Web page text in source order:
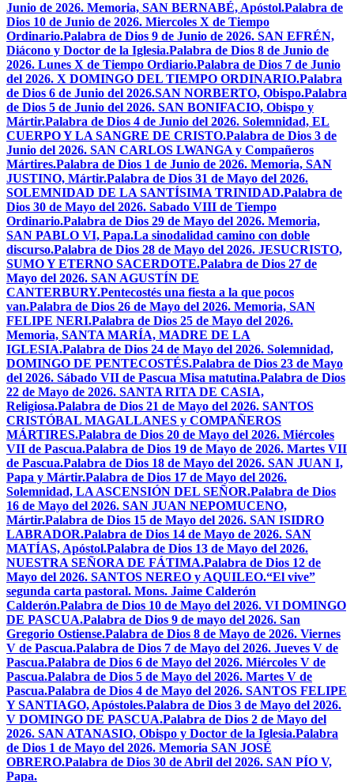
Junio de 2026. Memoria, SAN BERNABÉ, Apóstol.Palabra de
Dios 10 de Junio de 2026. Miercoles X de Tiempo
Ordinario.Palabra de Dios 9 de Junio de 2026. SAN EFRÉN,
Diácono y Doctor de la Iglesia.Palabra de Dios 8 de Junio de
2026. Lunes X de Tiempo Ordiario.Palabra de Dios 7 de Junio
del 2026. X DOMINGO DEL TIEMPO ORDINARIO.Palabra
de Dios 6 de Junio del 2026.SAN NORBERTO, Obispo.Palabra
de Dios 5 de Junio del 2026. SAN BONIFACIO, Obispo y
Mártir.Palabra de Dios 4 de Junio del 2026. Solemnidad, EL
CUERPO Y LA SANGRE DE CRISTO.Palabra de Dios 3 de
Junio del 2026. SAN CARLOS LWANGA y Compañeros
Mártires.Palabra de Dios 1 de Junio de 2026. Memoria, SAN
JUSTINO, Mártir.Palabra de Dios 31 de Mayo del 2026.
SOLEMNIDAD DE LA SANTÍSIMA TRINIDAD.Palabra de
Dios 30 de Mayo del 2026. Sabado VIII de Tiempo
Ordinario.Palabra de Dios 29 de Mayo del 2026. Memoria,
SAN PABLO VI, Papa.La sinodalidad camino con doble
discurso.Palabra de Dios 28 de Mayo del 2026. JESUCRISTO,
SUMO Y ETERNO SACERDOTE.Palabra de Dios 27 de
Mayo del 2026. SAN AGUSTÍN DE
CANTERBURY.Pentecostés una fiesta a la que pocos
van.Palabra de Dios 26 de Mayo del 2026. Memoria, SAN
FELIPE NERI.Palabra de Dios 25 de Mayo del 2026.
Memoria, SANTA MARÍA, MADRE DE LA
IGLESIA.Palabra de Dios 24 de Mayo del 2026. Solemnidad,
DOMINGO DE PENTECOSTÉS.Palabra de Dios 23 de Mayo
del 2026. Sábado VII de Pascua Misa matutina.Palabra de Dios
22 de Mayo de 2026. SANTA RITA DE CASIA,
Religiosa.Palabra de Dios 21 de Mayo del 2026. SANTOS
CRISTÓBAL MAGALLANES y COMPAÑEROS
MÁRTIRES.Palabra de Dios 20 de Mayo del 2026. Miércoles
VII de Pascua.Palabra de Dios 19 de Mayo de 2026. Martes VII
de Pascua.Palabra de Dios 18 de Mayo del 2026. SAN JUAN I,
Papa y Mártir.Palabra de Dios 17 de Mayo del 2026.
Solemnidad, LA ASCENSIÓN DEL SEÑOR.Palabra de Dios
16 de Mayo del 2026. SAN JUAN NEPOMUCENO,
Mártir.Palabra de Dios 15 de Mayo del 2026. SAN ISIDRO
LABRADOR.Palabra de Dios 14 de Mayo de 2026. SAN
MATÍAS, Apóstol.Palabra de Dios 13 de Mayo del 2026.
NUESTRA SEÑORA DE FÁTIMA.Palabra de Dios 12 de
Mayo del 2026. SANTOS NEREO y AQUILEO.“El vive”
segunda carta pastoral. Mons. Jaime Calderón
Calderón.Palabra de Dios 10 de Mayo del 2026. VI DOMINGO
DE PASCUA.Palabra de Dios 9 de mayo del 2026. San
Gregorio Ostiense.Palabra de Dios 8 de Mayo de 2026. Viernes
V de Pascua.Palabra de Dios 7 de Mayo del 2026. Jueves V de
Pascua.Palabra de Dios 6 de Mayo del 2026. Miércoles V de
Pascua.Palabra de Dios 5 de Mayo del 2026. Martes V de
Pascua.Palabra de Dios 4 de Mayo del 2026. SANTOS FELIPE
Y SANTIAGO, Apóstoles.Palabra de Dios 3 de Mayo del 2026.
V DOMINGO DE PASCUA.Palabra de Dios 2 de Mayo del
2026. SAN ATANASIO, Obispo y Doctor de la Iglesia.Palabra
de Dios 1 de Mayo del 2026. Memoria SAN JOSÉ
OBRERO.Palabra de Dios 30 de Abril del 2026. SAN PÍO V,
Papa.